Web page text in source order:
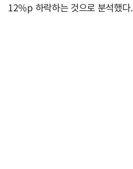
12%p 하락하는 것으로 분석했다.